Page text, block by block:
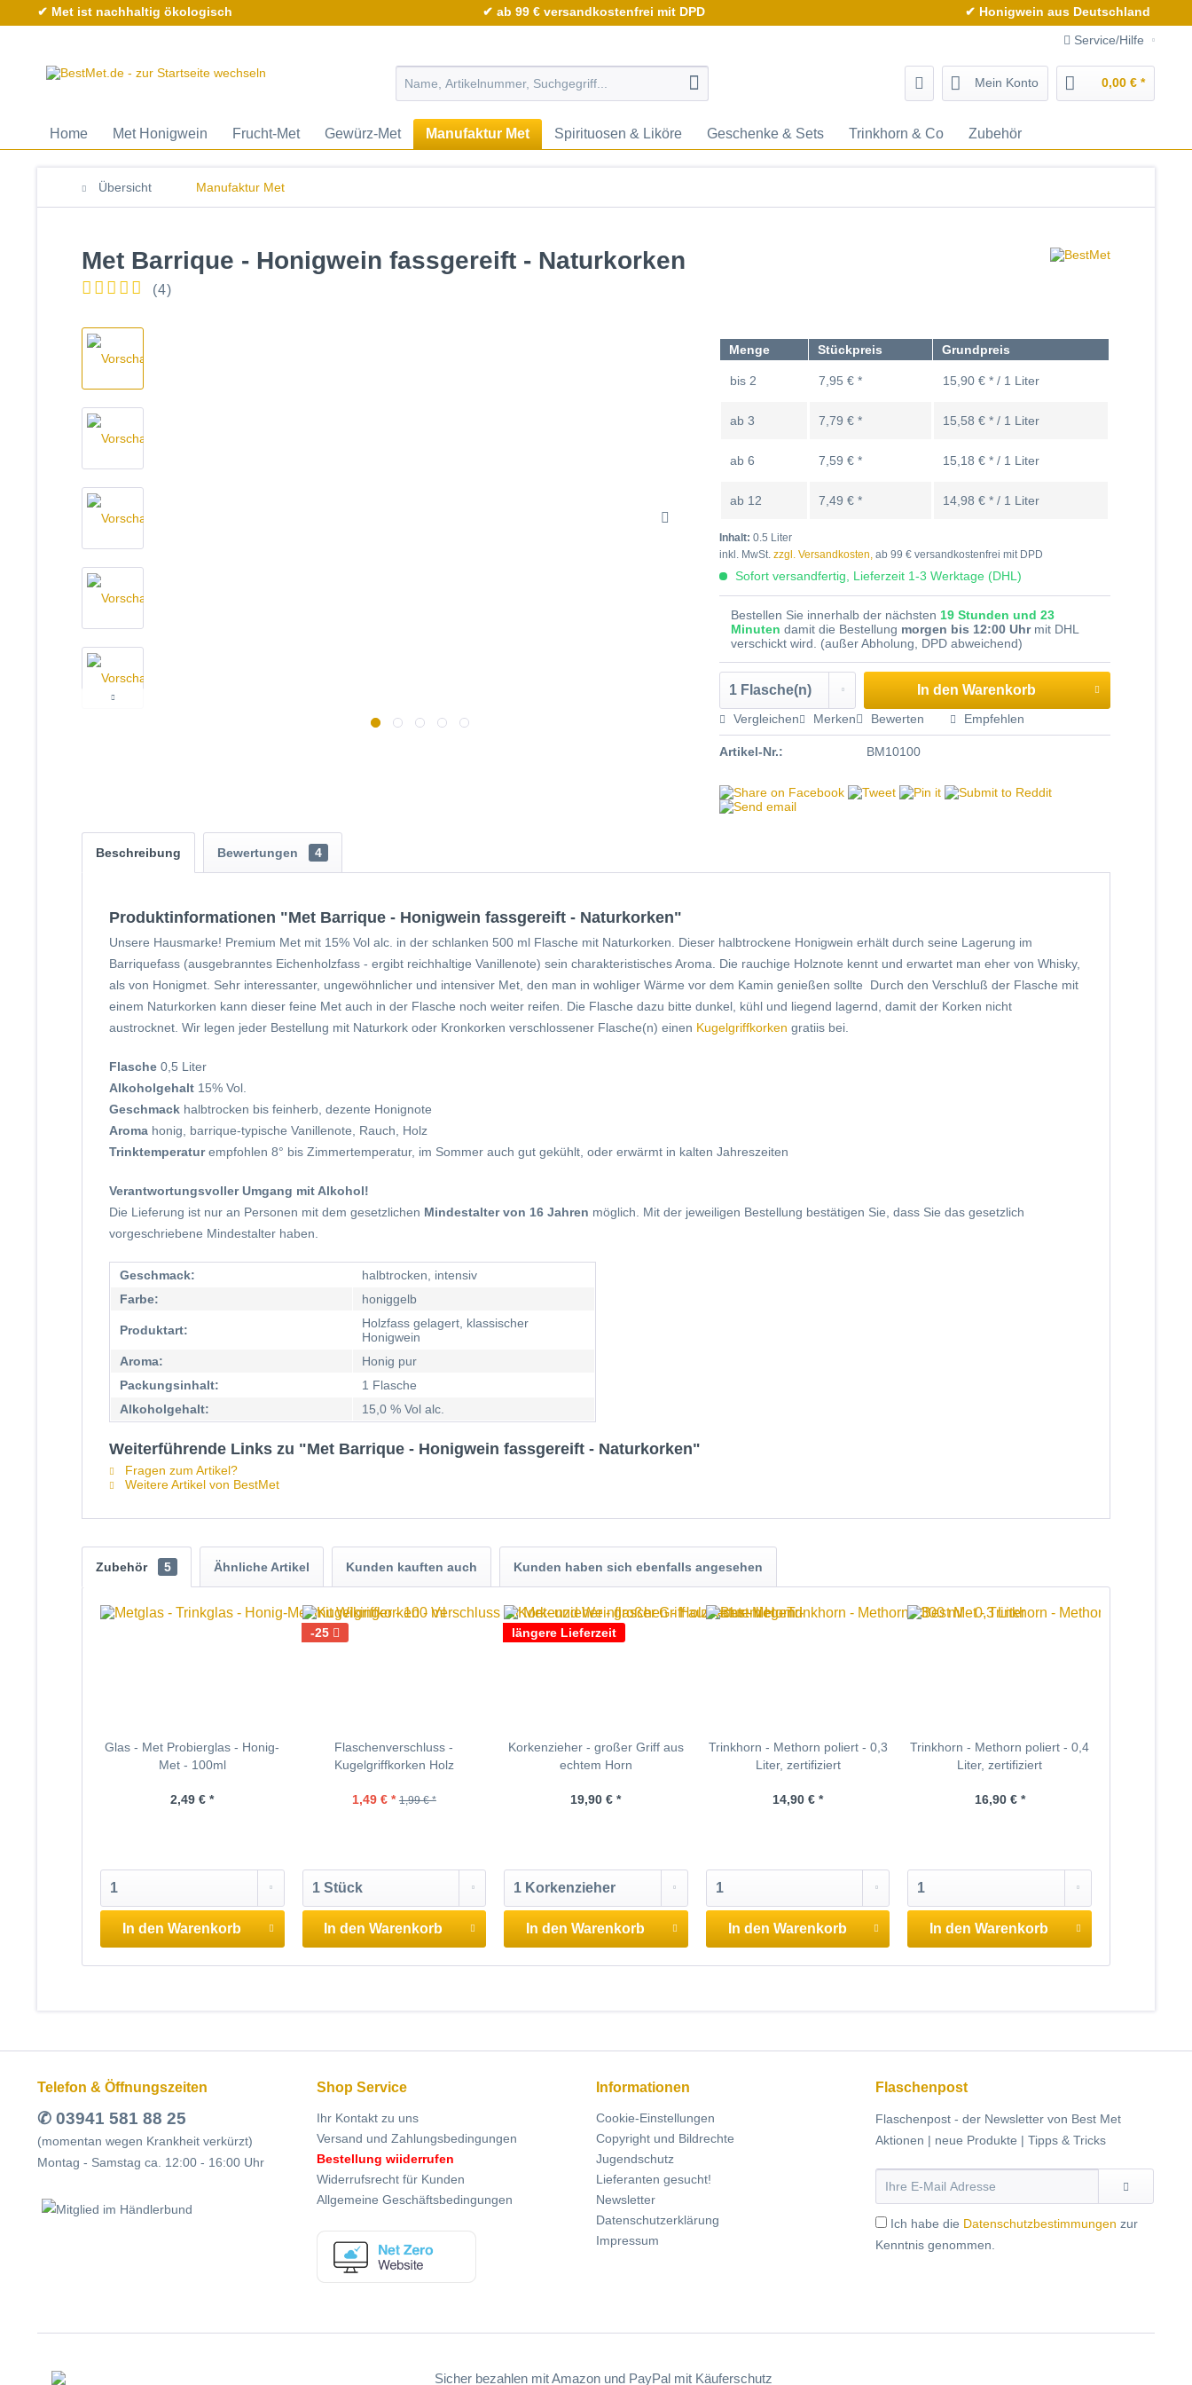
✔ Met ist nachhaltig ökologisch ✔ ab 99 € versandkostenfrei mit DPD
✔ Honigwein aus Deutschland
Service/Hilfe
Mein Konto 0,00 € *
Home Met Honigwein Frucht-Met Gewürz-Met Manufaktur Met Spirituosen & Liköre Geschenke & Sets Trinkhorn & Co Zubehör
Übersicht Manufaktur Met
Met Barrique - Honigwein fassgereift - Naturkorken
(4)
Menge Stückpreis Grundpreis
bis 2 7,95 € * 15,90 € * / 1 Liter
ab3 7,79 € * 15,58 € * / 1 Liter
ab6 7,59 € * 15,18 € * / 1 Liter
ab 12 7,49 € * 14,98 € * / 1 Liter
Inhalt:0.5 Liter
inkl. MwSt.zzgl. Versandkosten, ab 99 € versandkostenfrei mit DPD
Sofort versandfertig, Lieferzeit 1-3 Werktage (DHL)
Bestellen Sie innerhalb der nächsten 19 Stunden und 23
Minutendamit die Bestellung morgen bis 12:00 Uhrmit DHL
verschickt wird. (außer Abholung, DPD abweichend)
In den Warenkorb
Vergleichen Merken Bewerten Empfehlen
Artikel-Nr.: BM10100
Beschreibung Bewertungen 4
Produktinformationen "Met Barrique - Honigwein fassgereift - Naturkorken"
Unsere Hausmarke! Premium Met mit 15% Vol alc. in der schlanken 500 ml Flasche mit Naturkorken. Dieser halbtrockene Honigwein erhält durch seine Lagerung im
Barriquefass (ausgebranntes Eichenholzfass - ergibt reichhaltige Vanillenote) sein charakteristisches Aroma. Die rauchige Holznote kennt und erwartet man eher von Whisky,
als von Honigmet. Sehr interessanter, ungewöhnlicher und intensiver Met, den man in wohliger Wärme vor dem Kamin genießen sollte Durch den Verschluß der Flasche mit
einem Naturkorken kann dieser feine Met auch in der Flasche noch weiter reifen. Die Flasche dazu bitte dunkel, kühl und liegend lagernd, damit der Korken nicht
austrocknet. Wir legen jeder Bestellung mit Naturkork oder Kronkorken verschlossener Flasche(n) einen Kugelgriffkorken gratiis bei.
Flasche 0,5 Liter
Alkoholgehalt 15% Vol.
Geschmack halbtrocken bis feinherb, dezente Honignote
Aroma honig, barrique-typische Vanillenote, Rauch, Holz
Trinktemperaturempfohlen 8° bis Zimmertemperatur, im Sommer auch gut gekühlt, oder erwärmt in kalten Jahreszeiten
Verantwortungsvoller Umgang mit Alkohol!
Die Lieferung ist nur an Personen mit dem gesetzlichen Mindestalter von 16 Jahren möglich. Mit der jeweiligen Bestellung bestätigen Sie, dass Sie das gesetzlich
vorgeschriebene Mindestalter haben.
Geschmack:
halbtrocken, intensiv
Farbe:
honiggelb
Produktart:
Holzfass gelagert, klassischer
Honigwein
Aroma:
Honig pur
Packungsinhalt:
1 Flasche
Alkoholgehalt:
15,0 % Vol alc.
Weiterführende Links zu "Met Barrique - Honigwein fassgereift - Naturkorken"
Fragen zum Artikel?
Weitere Artikel von BestMet
Zubehör 5 Ähnliche Artikel Kunden kauften auch Kunden haben sich ebenfalls angesehen
Glas - Met Probierglas - Honig-
Met - 100ml
2,49 € *
In den Warenkorb
-25
Flaschenverschluss -
Kugelgriffkorken Holz
1,49 € * 1,99 € *
In den Warenkorb
längere Lieferzeit
Korkenzieher - großer Griff aus
echtem Horn
19,90 € *
In den Warenkorb
Trinkhorn - Methorn poliert - 0,3
Liter, zertifiziert
14,90 € *
In den Warenkorb
Trinkhorn - Methorn poliert - 0,4
Liter, zertifiziert
16,90 € *
In den Warenkorb
Telefon & Öffnungszeiten
✆ 03941 581 88 25
(momentan wegen Krankheit verkürzt)
Montag - Samstag ca. 12:00 - 16:00 Uhr
Shop Service
Ihr Kontakt zu uns
Versand und Zahlungsbedingungen
Bestellung wiiderrufen
Widerrufsrecht für Kunden
Allgemeine Geschäftsbedingungen
Informationen
Cookie-Einstellungen
Copyright und Bildrechte
Jugendschutz
Lieferanten gesucht!
Newsletter
Datenschutzerklärung
Impressum
Flaschenpost
Flaschenpost - der Newsletter von Best Met
Aktionen | neue Produkte | Tipps & Tricks
Ich habe die Datenschutzbestimmungen zur
Kenntnis genommen.